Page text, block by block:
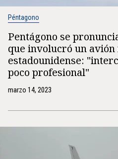
Péntagono
Pentágono se
que involucró un
estadounidense:
poco profesional"
marzo 14, 2023